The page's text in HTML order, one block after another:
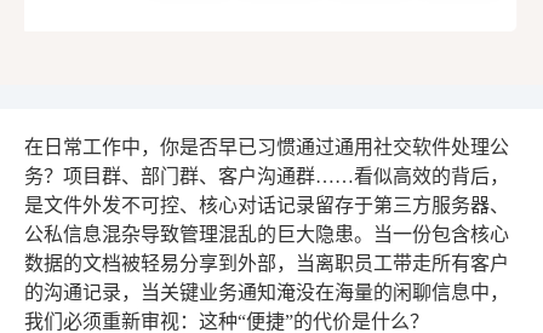
在日常工作中，你是否早已习惯通过通用社交软件处理公
务？项目群、部门群、客户沟通群……看似高效的背后，
是文件外发不可控、核心对话记录留存于第三方服务器、
公私信息混杂导致管理混乱的巨大隐患。当一份包含核心
数据的文档被轻易分享到外部，当离职员工带走所有客户
的沟通记录，当关键业务通知淹没在海量的闲聊信息中，
我们必须重新审视：这种“便捷”的代价是什么？